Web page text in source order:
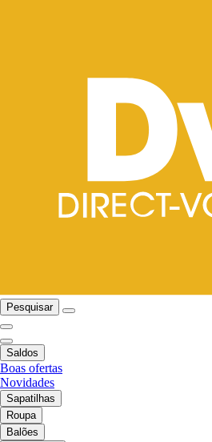
Pesquisar
Saldos
Boas ofertas
Novidades
Sapatilhas
Roupa
Balões